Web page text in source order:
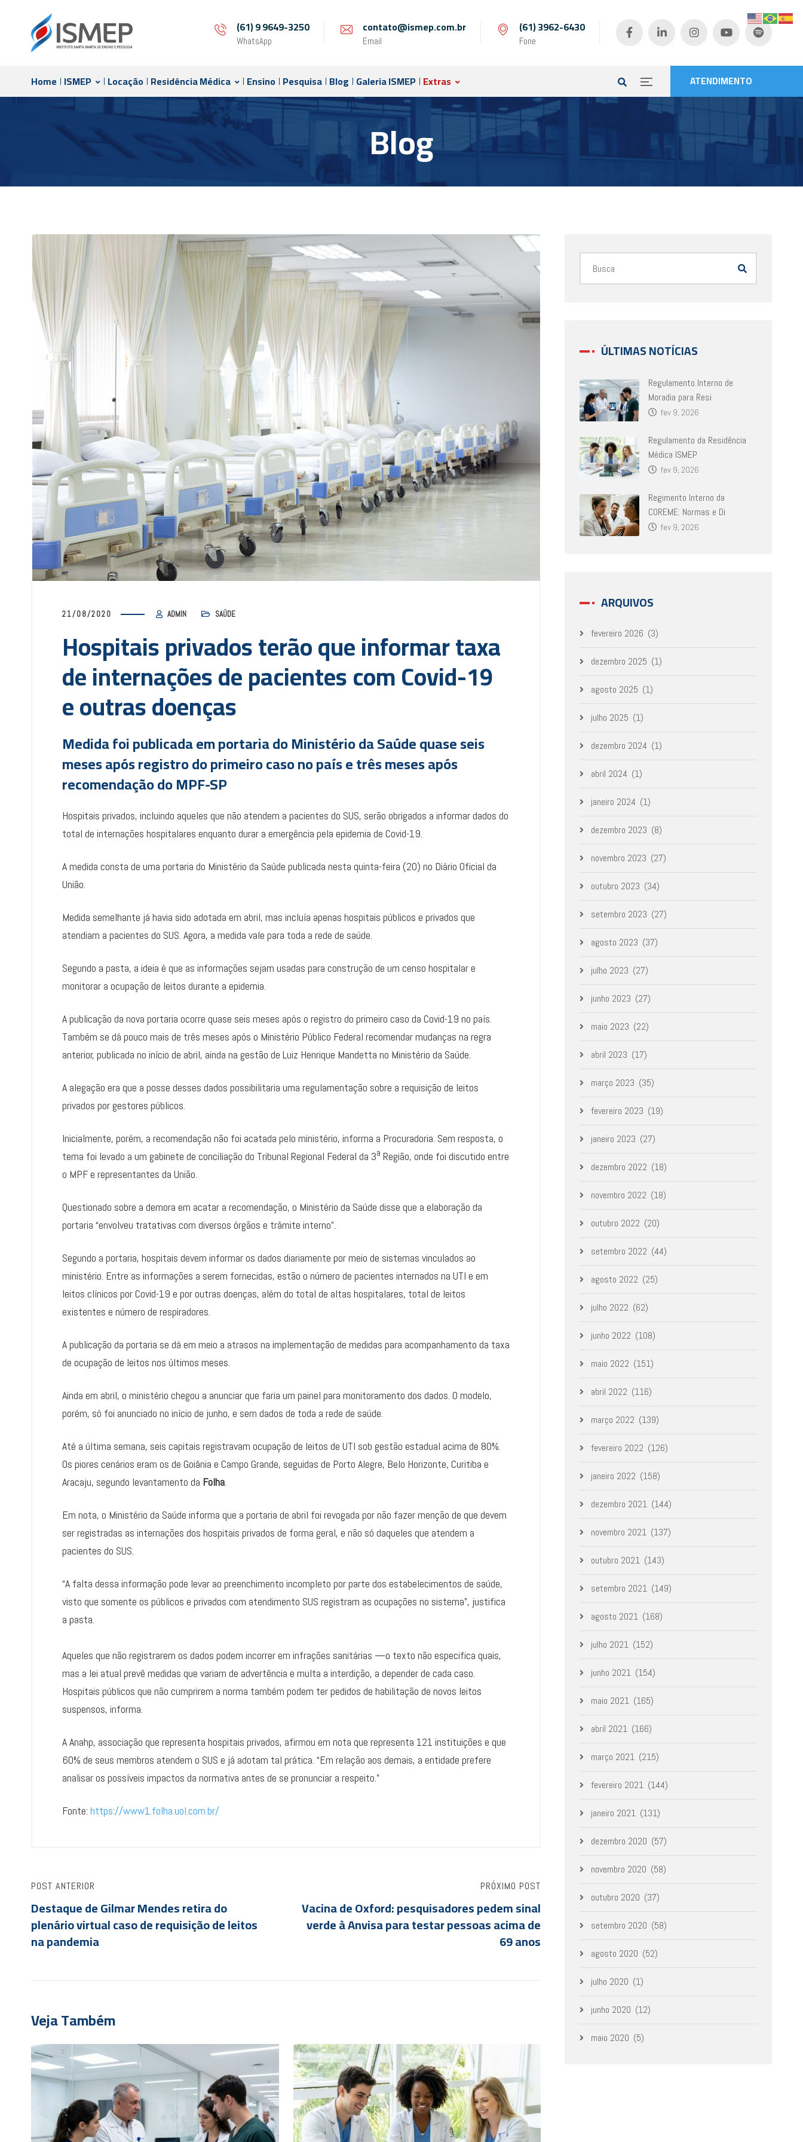
(61) 9 9649-3250
WhatsApp
contato@ismep.com.br
Email
(61) 3962-6430
Fone
ATENDIMENTO
Home ISMEP Locação Residência Médica Ensino Pesquisa Blog Galeria ISMEP Extras
Blog
21/08/2020 ADMIN SAÚDE
Hospitais privados terão que informar taxa
de internações de pacientes com Covid-19
e outras doenças
Medida foi publicada em portaria do Ministério da Saúde quase seis
meses após registro do primeiro caso no país e três meses após
recomendação do MPF-SP
Hospitais privados, incluindo aqueles que não atendem a pacientes do SUS, serão obrigados a informar dados do
total de internações hospitalares enquanto durar a emergência pela epidemia de Covid-19.
A medida consta de uma portaria do Ministério da Saúde publicada nesta quinta-feira (20) no Diário Oficial da
União.
Medida semelhante já havia sido adotada em abril, mas incluía apenas hospitais públicos e privados que
atendiam a pacientes do SUS. Agora, a medida vale para toda a rede de saúde.
Segundo a pasta, a ideia é que as informações sejam usadas para construção de um censo hospitalar e
monitorar a ocupação de leitos durante a epidemia.
A publicação da nova portaria ocorre quase seis meses após o registro do primeiro caso da Covid-19 no país.
Também se dá pouco mais de três meses após o Ministério Público Federal recomendar mudanças na regra
anterior, publicada no início de abril, ainda na gestão de Luiz Henrique Mandetta no Ministério da Saúde.
A alegação era que a posse desses dados possibilitaria uma regulamentação sobre a requisição de leitos
privados por gestores públicos.
Inicialmente, porém, a recomendação não foi acatada pelo ministério, informa a Procuradoria. Sem resposta, o
tema foi levado a um gabinete de conciliação do Tribunal Regional Federal da 3a Região, onde foi discutido entre
o MPF e representantes da União.
Questionado sobre a demora em acatar a recomendação, o Ministério da Saúde disse que a elaboração da
portaria “envolveu tratativas com diversos órgãos e trâmite interno”.
Segundo a portaria, hospitais devem informar os dados diariamente por meio de sistemas vinculados ao
ministério. Entre as informações a serem fornecidas, estão o número de pacientes internados na UTI e em
leitos clínicos por Covid-19 e por outras doenças, além do total de altas hospitalares, total de leitos
existentes e número de respiradores.
A publicação da portaria se dá em meio a atrasos na implementação de medidas para acompanhamento da taxa
de ocupação de leitos nos últimos meses.
Ainda em abril, o ministério chegou a anunciar que faria um painel para monitoramento dos dados. O modelo,
porém, só foi anunciado no início de junho, e sem dados de toda a rede de saúde.
Até a última semana, seis capitais registravam ocupação de leitos de UTI sob gestão estadual acima de 80%.
Os piores cenários eram os de Goiânia e Campo Grande, seguidas de Porto Alegre, Belo Horizonte, Curitiba e
Aracaju, segundo levantamento da Folha.
Em nota, o Ministério da Saúde informa que a portaria de abril foi revogada por não fazer menção de que devem
ser registradas as internações dos hospitais privados de forma geral, e não só daqueles que atendem a
pacientes do SUS.
“A falta dessa informação pode levar ao preenchimento incompleto por parte dos estabelecimentos de saúde,
visto que somente os públicos e privados com atendimento SUS registram as ocupações no sistema”, justifica
a pasta.
Aqueles que não registrarem os dados podem incorrer em infrações sanitárias —o texto não especifica quais,
mas a lei atual prevê medidas que variam de advertência e multa a interdição, a depender de cada caso.
Hospitais públicos que não cumprirem a norma também podem ter pedidos de habilitação de novos leitos
suspensos, informa.
A Anahp, associação que representa hospitais privados, afirmou em nota que representa 121 instituições e que
60% de seus membros atendem o SUS e já adotam tal prática. “Em relação aos demais, a entidade prefere
analisar os possíveis impactos da normativa antes de se pronunciar a respeito.”
Fonte: https://www1.folha.uol.com.br/
POST ANTERIOR
Destaque de Gilmar Mendes retira do
plenário virtual caso de requisição de leitos
na pandemia
PRÓXIMO POST
Vacina de Oxford: pesquisadores pedem sinal
verde à Anvisa para testar pessoas acima de
69 anos
Veja Também
ÚLTIMAS NOTÍCIAS
Regulamento Interno de
Moradia para Resi
fev 9, 2026
Regulamento da Residência
Médica ISMEP
fev 9, 2026
Regimento Interno da
COREME: Normas e Di
fev 9, 2026
ARQUIVOS
fevereiro 2026 (3)
dezembro 2025 (1)
agosto 2025 (1)
julho 2025 (1)
dezembro 2024 (1)
abril 2024 (1)
janeiro 2024 (1)
dezembro 2023 (8)
novembro 2023 (27)
outubro 2023 (34)
setembro 2023 (27)
agosto 2023 (37)
julho 2023 (27)
junho 2023 (27)
maio 2023 (22)
abril 2023 (17)
março 2023 (35)
fevereiro 2023 (19)
janeiro 2023 (27)
dezembro 2022 (18)
novembro 2022 (18)
outubro 2022 (20)
setembro 2022 (44)
agosto 2022 (25)
julho 2022 (62)
junho 2022 (108)
maio 2022 (151)
abril 2022 (116)
março 2022 (139)
fevereiro 2022 (126)
janeiro 2022 (158)
dezembro 2021 (144)
novembro 2021 (137)
outubro 2021 (143)
setembro 2021 (149)
agosto 2021 (168)
julho 2021 (152)
junho 2021 (154)
maio 2021 (165)
abril 2021 (166)
março 2021 (215)
fevereiro 2021 (144)
janeiro 2021 (131)
dezembro 2020 (57)
novembro 2020 (58)
outubro 2020 (37)
setembro 2020 (58)
agosto 2020 (52)
julho 2020 (1)
junho 2020 (12)
maio 2020 (5)